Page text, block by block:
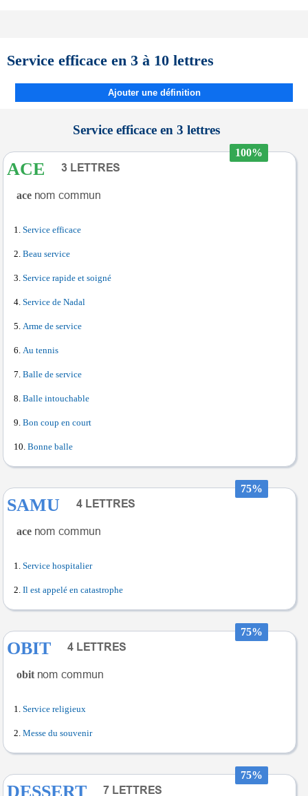
Service efficace en 3 à 10 lettres
Ajouter une définition
Service efficace en 3 lettres
100%
ACE
ace
Service efficace
Beau service
Service rapide et soigné
Service de Nadal
Arme de service
Au tennis
Balle de service
Balle intouchable
Bon coup en court
Bonne balle
75%
SAMU
ace
Service hospitalier
Il est appelé en catastrophe
75%
OBIT
obit
Service religieux
Messe du souvenir
75%
DESSERT